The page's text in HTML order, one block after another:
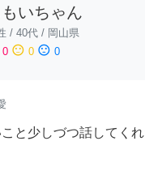
もいちゃん
/ 40代 / 岡山県
0 sentiment_neutral 0 sentiment_dissatisfied 0
と少しづつ話してく